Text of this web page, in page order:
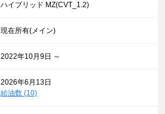
ハイブリッド MZ(CVT_1.2)
現在所有(メイン)
2022年10月9日 ～
2026年6月13日
給油数 (10)